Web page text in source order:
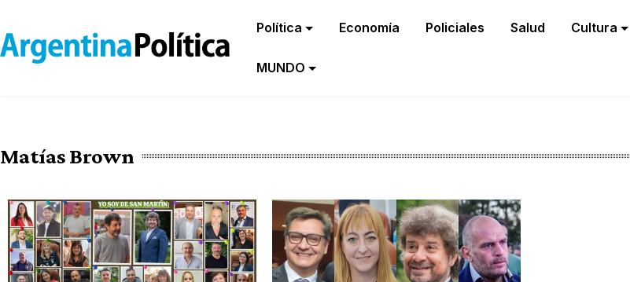
Política Economía Policiales Salud Cultura
MUNDO
Matías Brown